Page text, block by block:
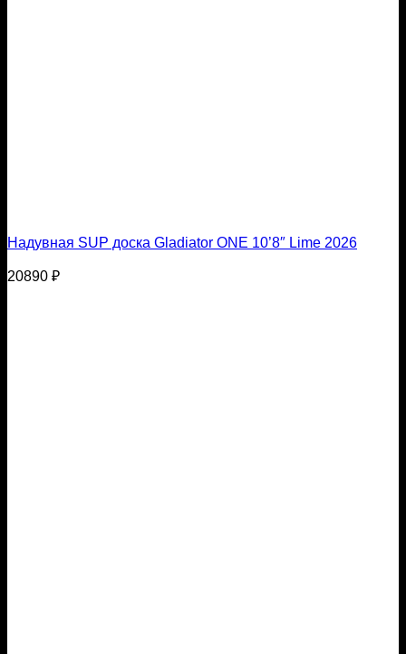
Надувная SUP доска Gladiator ONE 10’8″ Lime 2026
20890 ₽